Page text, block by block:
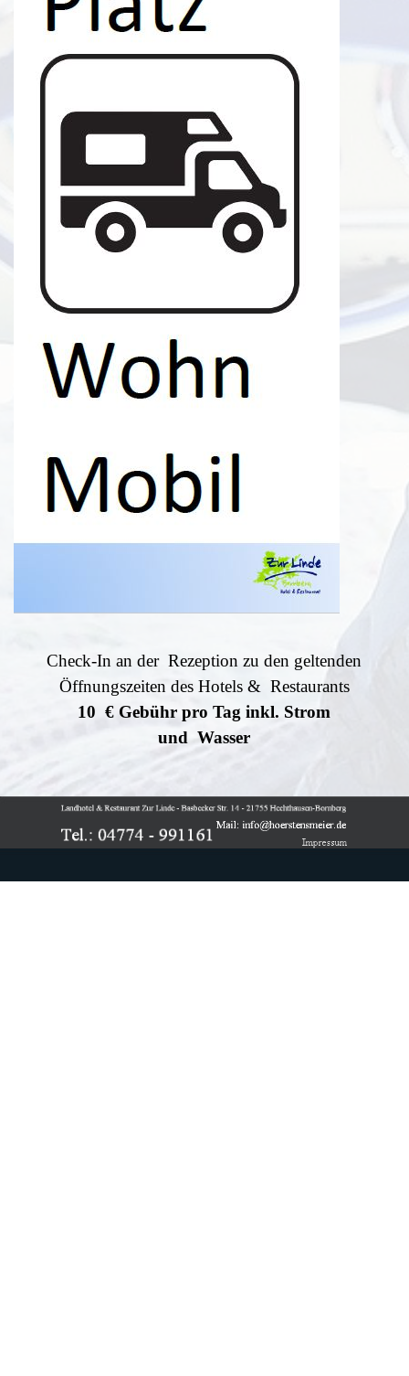
Check-In an der Rezeption zu den geltenden
Öffnungszeiten des Hotels & Restaurants
10 € Gebühr pro Tag inkl. Strom
und Wasser